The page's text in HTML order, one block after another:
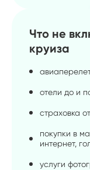
Что не
круиза
отели до и
страховка
покупки в
интернет,
услуги